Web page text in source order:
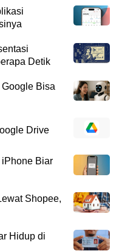
Detik
Bisa
Drive
Biar
Shopee,
Hidup di